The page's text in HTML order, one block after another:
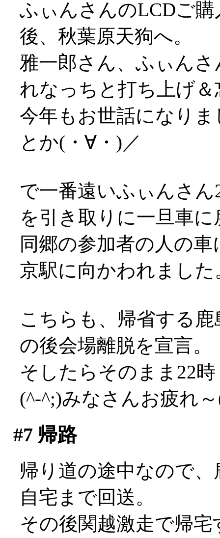
ふぃんさんのLCDご
後、秋葉原天狗へ。
雅一郎さん、ふぃん
れなっちと打ち上げ
今年もお世話になり
とか(・∀・)／
で一番遠いふぃんさ
を引き取りに一旦車に
同郷の参加者の人の
京駅に向かわれまし
こちらも、帰省する
の後会場離脱を宣言。
そしたらそのまま22
(^-^;)みなさんお疲れ
#7 帰路
帰り道の途中なので
自宅まで回送。
その後関越激走で帰